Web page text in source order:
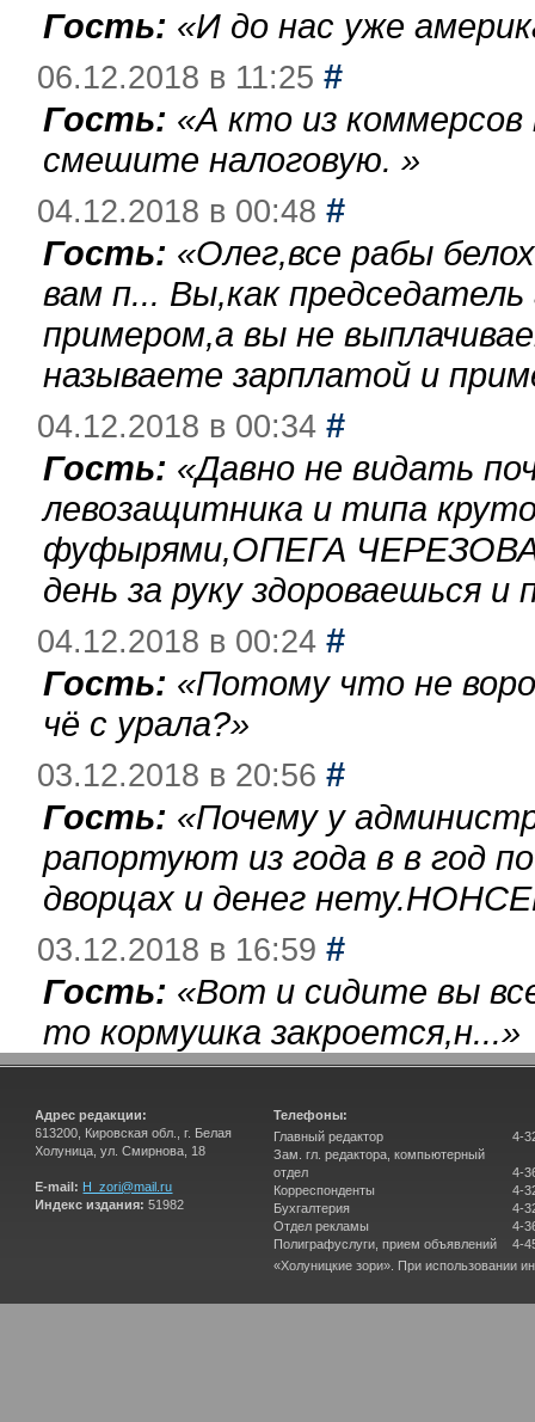
Гость: «И до нас уже
06.12.2018 в 11:25 #
Гость: «А кто из
смешите налоговую. »
04.12.2018 в 00:48 #
Гость: «Олег,все рабы
вам п... Вы,как
примером,а вы не
называете зарплатой и
04.12.2018 в 00:34 #
Гость: «Давно не видать
левозащитника и типа
фуфырями,ОПЕГА
день за руку здороваешься
04.12.2018 в 00:24 #
Гость: «Потому что не
чё с урала?»
03.12.2018 в 20:56 #
Гость: «Почему у
рапортуют из года в в год
дворцах и денег
03.12.2018 в 16:59 #
Гость: «Вот и сидите вы
то кормушка закроется,н...»
Адрес редакции:
613200, Кировская обл., г. Белая
Холуница, ул. Смирнова, 18
E-mail: H_zori@mail.ru
Индекс издания: 51982
Телефоны:
Главный редактор
Зам. гл. редактора, компьютерный
отдел
Корреспонденты
Бухгалтерия
Отдел рекламы
Полиграфуслуги, прием объявлений
4-
4-
4-
4-
4-
4-
«Холуницкие зори». При использовании